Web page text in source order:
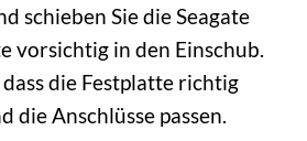
schieben Sie die Seagate
vorsichtig in den Einschub.
die Festplatte richtig
die Anschlüsse passen.